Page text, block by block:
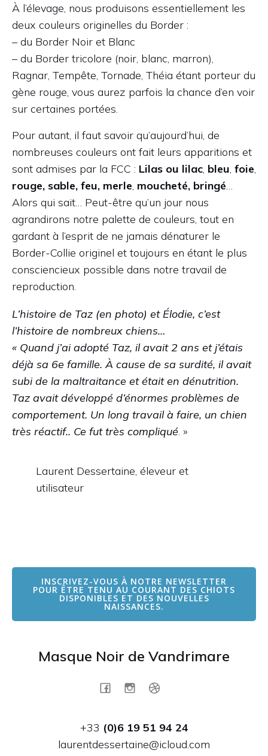
À l’élevage, nous produisons essentiellement les
deux couleurs originelles du Border :
– du Border Noir et Blanc
– du Border tricolore (noir, blanc, marron),
Ragnar, Tempête, Tornade, Théia étant porteur du
gène rouge, vous aurez parfois la chance d’en voir
sur certaines portées.
Pour autant, il faut savoir qu’aujourd’hui, de
nombreuses couleurs ont fait leurs apparitions et
sont admises par la FCC : Lilas ou lilac, bleu, foie,
rouge, sable, feu, merle, moucheté, bringé…
Alors qui sait… Peut-être qu’un jour nous
agrandirons notre palette de couleurs, tout en
gardant à l’esprit de ne jamais dénaturer le
Border-Collie originel et toujours en étant le plus
consciencieux possible dans notre travail de
reproduction.
L’histoire de Taz (en photo) et Élodie, c’est
l’histoire de nombreux chiens…
« Quand j’ai adopté Taz, il avait 2 ans et j’étais
déjà sa 6e famille. À cause de sa surdité, il avait
subi de la maltraitance et était en dénutrition.
Taz avait développé d’énormes problèmes de
comportement. Un long travail à faire, un chien
très réactif.. Ce fut très compliqué. »
Laurent Dessertaine, éleveur et
utilisateur
INSCRIVEZ-VOUS À NOTRE NEWSLETTER
POUR ÊTRE TENU AU COURANT DES CHIOTS
DISPONIBLES ET DES NOUVELLES
NAISSANCES.
Masque Noir de Vandrimare
+33 (0)6 19 51 94 24
laurentdessertaine@icloud.com